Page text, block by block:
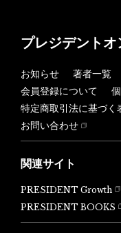
プレジデント
お知らせ 著者一覧
会員登録について
特定商取引法に基づく
お問い合わせ
関連サイト
PRESIDENT Growth
PRESIDENT BOOKS